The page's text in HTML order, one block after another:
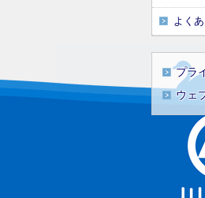
よく
プラ
ウェ